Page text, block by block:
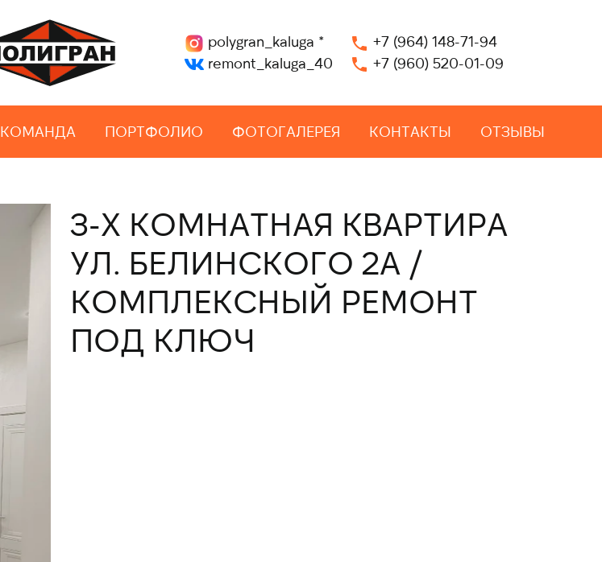
polygran_kaluga *
remont_kaluga_40
+7 (964) 148-71-94
+7 (960) 520-01-09
КОМАНДА ПОРТФОЛИО ФОТОГАЛЕРЕЯ КОНТАКТЫ ОТЗЫВЫ
3-Х КОМНАТНАЯ КВАРТИРА
УЛ. БЕЛИНСКОГО 2А /
КОМПЛЕКСНЫЙ РЕМОНТ
ПОД КЛЮЧ